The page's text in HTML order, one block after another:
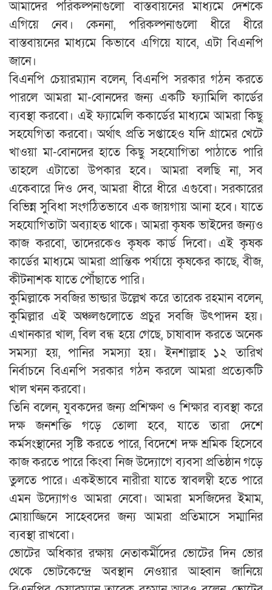
আমাদের পরিকল্পনাগুলো বাস্তবায়নের মাধ্যমে দেশকে
এগিয়ে নেব। কেননা, পরিকল্পনাগুলো ধীরে ধীরে
বাস্তবায়নের মাধ্যমে কিভাবে এগিয়ে যাবে, এটা বিএনপি
জানে।
বিএনপি চেয়ারম্যান বলেন, বিএনপি সরকার গঠন করতে
পারলে আমরা মা-বোনদের জন্য একটি ফ্যামিলি কার্ডের
ব্যবস্থা করবো। এই ফ্যামেলি ককার্ডের মাধ্যমে আমরা কিছু
সহযেগিতা করবো। অর্থাৎ প্রতি সপ্তাহেও যদি গ্রামের খেটে
খাওয়া মা-বোনদের হাতে কিছু সহযোগিতা পাঠাতে পারি
তাহলে এটাতো উপকার হবে। আমরা বলছি না, সব
একেবারে দিও দেব, আমরা ধীরে ধীরে এগুবো। সরকারের
বিভিন্ন সুবিধা সংগঠিতভাবে এক জায়গায় আনা হবে। যাতে
সহযোগিতাটা অব্যাহত থাকে। আমরা কৃষক ভাইদের জন্যও
কাজ করবো, তাদেরকেও কৃষক কার্ড দিবো। এই কৃষক
কার্ডের মাধ্যমে আমরা প্রান্তিক পর্যায়ে কৃষকের কাছে, বীজ,
কীটনাশক যাতে পৌঁছাতে পারি।
কুমিল্লাকে সবজির ভান্ডার উল্লেখ করে তারেক রহমান বলেন,
কুমিল্লার এই অঞ্চলগুলোতে প্রচুর সবজি উৎপাদন হয়।
এখানকার খাল, বিল বন্ধ হয়ে গেছে, চাষাবাদ করতে অনেক
সমস্যা হয়, পানির সমস্যা হয়। ইনশাল্লাহ ১২ তারিখ
নির্বাচনে বিএনপি সরকার গঠন করলে আমরা প্রত্যেকটি
খাল খনন করবো।
তিনি বলেন, যুবকদের জন্য প্রশিক্ষণ ও শিক্ষার ব্যবস্থা করে
দক্ষ জনশক্তি গড়ে তোলা হবে, যাতে তারা দেশে
কর্মসংস্থানের সৃষ্টি করতে পারে, বিদেশে দক্ষ শ্রমিক হিসেবে
কাজ করতে পারে কিংবা নিজ উদ্যোগে ব্যবসা প্রতিষ্ঠান গড়ে
তুলতে পারে। একইভাবে নারীরা যাতে স্বাবলম্বী হতে পারে
এমন উদ্যোগও আমরা নেবো। আমরা মসজিদের ইমাম,
মোয়াজ্জিনে সাহেবদের জন্য আমরা প্রতিমাসে সম্মানির
ব্যবস্থা রাখবো।
ভোটের অধিকার রক্ষায় নেতাকর্মীদের ভোটের দিন ভোর
থেকে ভোটকেন্দ্রে অবস্থান নেওয়ার আহ্বান জানিয়ে